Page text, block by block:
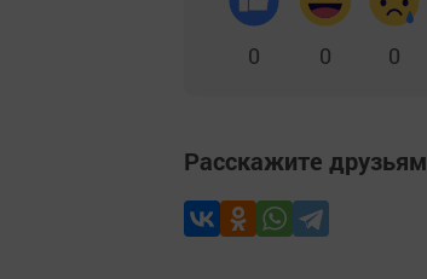
0 0 0
Расскажите друзьям